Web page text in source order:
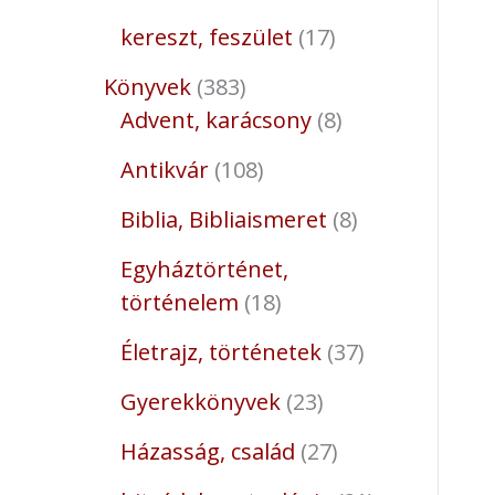
kereszt, feszület 17
Könyvek 383
Advent, karácsony 8
Antikvár 108
Biblia, Bibliaismeret 8
Egyháztörténet,
történelem 18
Életrajz, történetek 37
Gyerekkönyvek 23
Házasság, család 27